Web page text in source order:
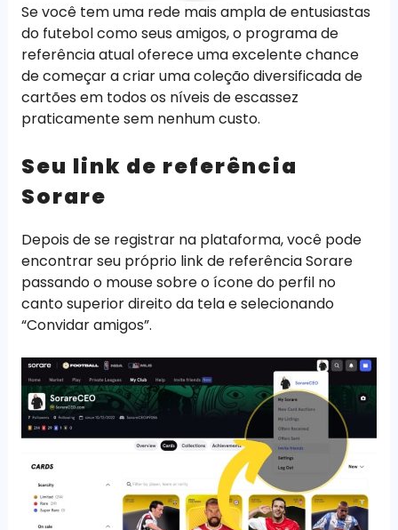
Se você tem uma rede mais ampla de entusiastas
do futebol como seus amigos, o programa de
referência atual oferece uma excelente chance
de começar a criar uma coleção diversificada de
cartões em todos os níveis de escassez
praticamente sem nenhum custo.
Seu link de referência
Sorare
Depois de se registrar na plataforma, você pode
encontrar seu próprio link de referência Sorare
passando o mouse sobre o ícone do perfil no
canto superior direito da tela e selecionando
“Convidar amigos”.